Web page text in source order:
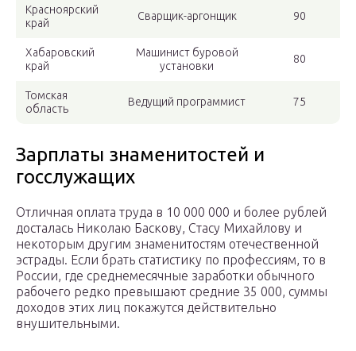
Красноярский
край
Сварщик-аргонщик 90
Хабаровский
край
Машинист буровой
установки
80
Томская
область
Ведущий программист 75
Зарплаты знаменитостей и
госслужащих
Отличная оплата труда в 10 000 000 и более рублей
досталась Николаю Баскову, Стасу Михайлову и
некоторым другим знаменитостям отечественной
эстрады. Если брать статистику по профессиям, то в
России, где среднемесячные заработки обычного
рабочего редко превышают средние 35 000, суммы
доходов этих лиц покажутся действительно
внушительными.